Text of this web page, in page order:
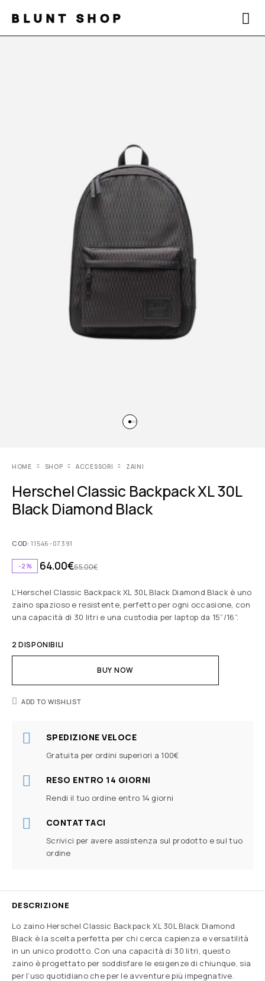
BLUNT SHOP
HOME SHOP ACCESSORI ZAINI
Herschel Classic Backpack XL 30L
Black Diamond Black
COD:11546-07391
-2% 65.00€
64.00€
L’Herschel Classic Backpack XL 30L Black Diamond Black è uno
zaino spazioso e resistente, perfetto per ogni occasione, con
una capacità di 30 litri e una custodia per laptop da 15”/16”.
2 DISPONIBILI
BUY NOW
ADD TO WISHLIST
SPEDIZIONE VELOCE
Gratuita per ordini superiori a 100€
RESO ENTRO 14 GIORNI
Rendi il tuo ordine entro 14 giorni
CONTATTACI
Scrivici per avere assistenza sul prodotto e sul tuo
ordine
DESCRIZIONE
Lo zaino Herschel Classic Backpack XL 30L Black Diamond
Black è la scelta perfetta per chi cerca capienza e versatilità
in un unico prodotto. Con una capacità di 30 litri, questo
zaino è progettato per soddisfare le esigenze di chiunque, sia
per l’uso quotidiano che per le avventure più impegnative.